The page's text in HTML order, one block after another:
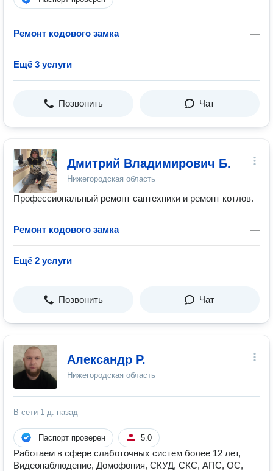
Ремонт кодового замка —
Ещё 3 услуги
Позвонить Чат
Дмитрий Владимирович Б.
Нижегородская область
Профессиональный ремонт сантехники и ремонт котлов.
Ремонт кодового замка —
Ещё 2 услуги
Позвонить Чат
Александр Р.
Нижегородская область
В сети 1 д. назад
Паспорт проверен 5.0
Работаем в сфере слаботочных систем более 12 лет,
Видеонаблюдение, Домофония, СКУД, СКС, АПС, ОС,